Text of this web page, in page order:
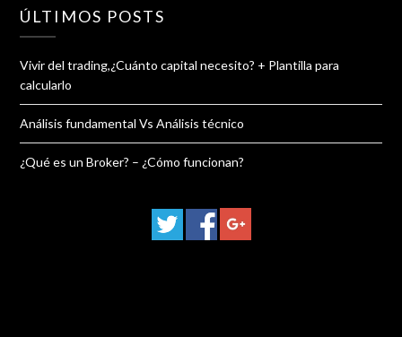
ÚLTIMOS POSTS
Vivir del trading,¿Cuánto capital necesito? + Plantilla para
calcularlo
Análisis fundamental Vs Análisis técnico
¿Qué es un Broker? – ¿Cómo funcionan?